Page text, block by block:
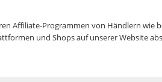
Affiliate-Programmen von Händlern wie
und Shops auf unserer Website